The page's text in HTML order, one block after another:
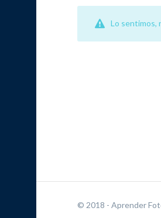
Lo sentimos,
© 2018 - Aprender